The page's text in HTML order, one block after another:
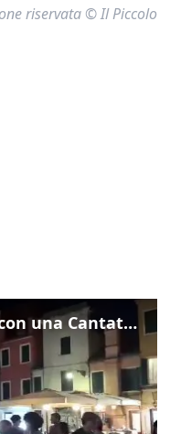
riservata © Il Piccolo
Venezia omaggia Guccini con una Cantata Anarchica in campo Santa Margherita